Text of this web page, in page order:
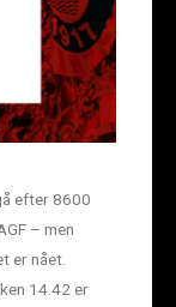
efter 8600
– men
er nået.
14.42 er